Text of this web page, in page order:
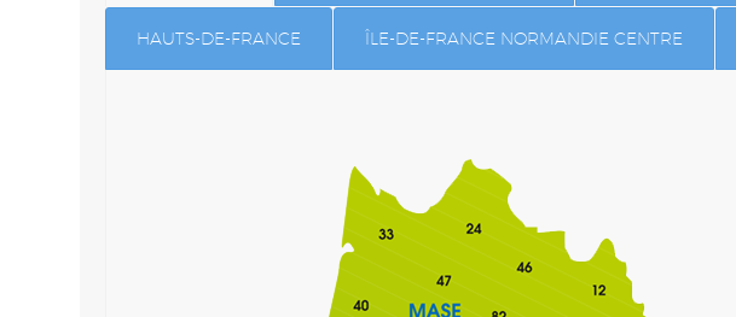
HAUTS-DE-FRANCE ÎLE-DE-FRANCE NORMANDIE CENTRE